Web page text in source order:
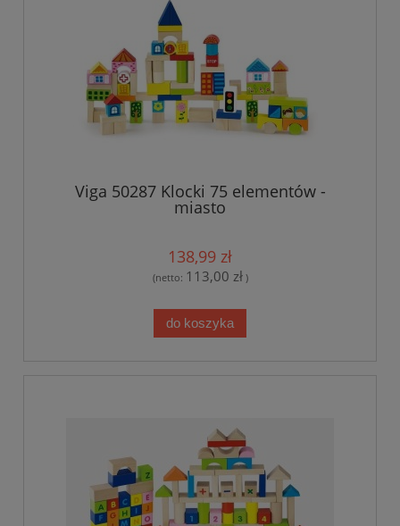
Viga 50287 Klocki 75 elementów -
miasto
138,99 zł
(netto: 113,00 zł)
do koszyka